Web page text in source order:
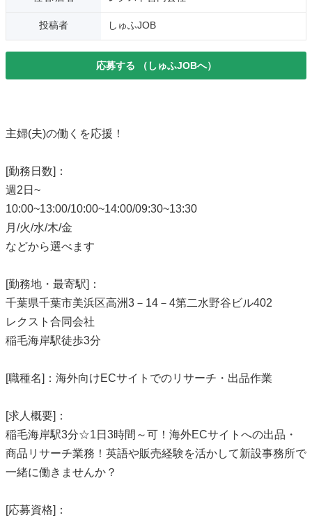
投稿者 しゅふJOB
応募する （しゅふJOBへ）
主婦(夫)の働くを応援！
[勤務日数]：
週2日~
10:00~13:00/10:00~14:00/09:30~13:30
月/火/水/木/金
などから選べます
[勤務地・最寄駅]：
千葉県千葉市美浜区高洲3－14－4第二水野谷ビル402
レクスト合同会社
稲毛海岸駅徒歩3分
[職種名]：海外向けECサイトでのリサーチ・出品作業
[求人概要]：
稲毛海岸駅3分☆1日3時間～可！海外ECサイトへの出品・
商品リサーチ業務！英語や販売経験を活かして新設事務所で
一緒に働きませんか？
[応募資格]：